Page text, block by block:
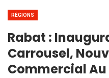
RÉGIONS
Rabat :
Carrousel,
Commercial